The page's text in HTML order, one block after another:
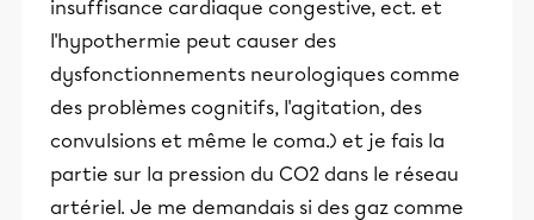
insuffisance cardiaque congestive, ect. et
l'hypothermie peut causer des
dysfonctionnements neurologiques comme
des problèmes cognitifs, l'agitation, des
convulsions et même le coma.) et je fais la
partie sur la pression du CO2 dans le réseau
artériel. Je me demandais si des gaz comme